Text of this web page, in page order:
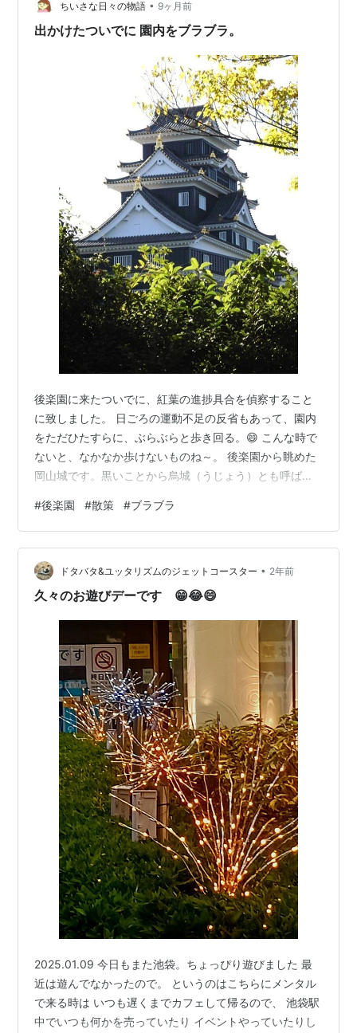
ちいさな日々の物語 • 9ヶ月前
出かけたついでに 園内をブラブラ。
後楽園に来たついでに、紅葉の進捗具合を偵察すること
に致しました。 日ごろの運動不足の反省もあって、園内
をただひたすらに、ぶらぶらと歩き回る。😄 こんな時で
ないと、なかなか歩けないものね～。 後楽園から眺めた
岡山城です。黒いことから烏城（うじょう）とも呼ばれ
と、よくタケノコが頭を覗かせているんですね！ タケノ
コの所有者は誰？ 採取したタケノコは、誰が食べるの？
タケノコ好きのわたしとしては、興味津々なのです。😅
こちらは恒例の「松のこも巻き」です。まるで「腹巻」
みたい。😄 毎年秋に、園内約２５０本の松の幹に「こ
#後楽園 #散策 #ブラブラ
ドタバタ&ユッタリズムのジェットコースター • 2年前
久々のお遊びデーです 😁😂😄
2025.01.09 今日もまた池袋。ちょっぴり遊びました 最
近は遊んでなかったので。 というのはこちらにメンタル
で来る時は いつも遅くまでカフェして帰るので、 池袋駅
中でいつも何かを売っていたり イベントやっていたりし